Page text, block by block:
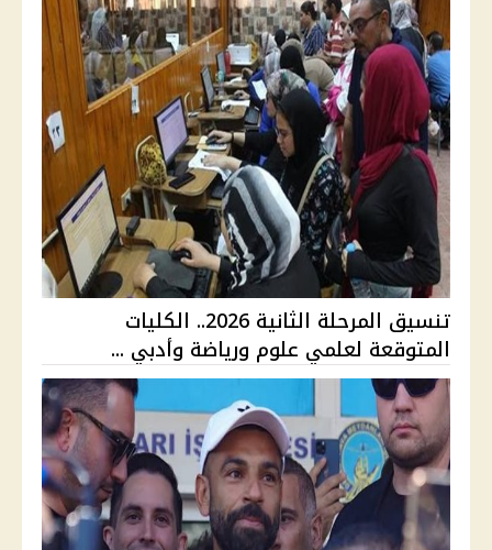
تنسيق المرحلة الثانية 2026.. الكليات
المتوقعة لعلمي علوم ورياضة وأدبي ...